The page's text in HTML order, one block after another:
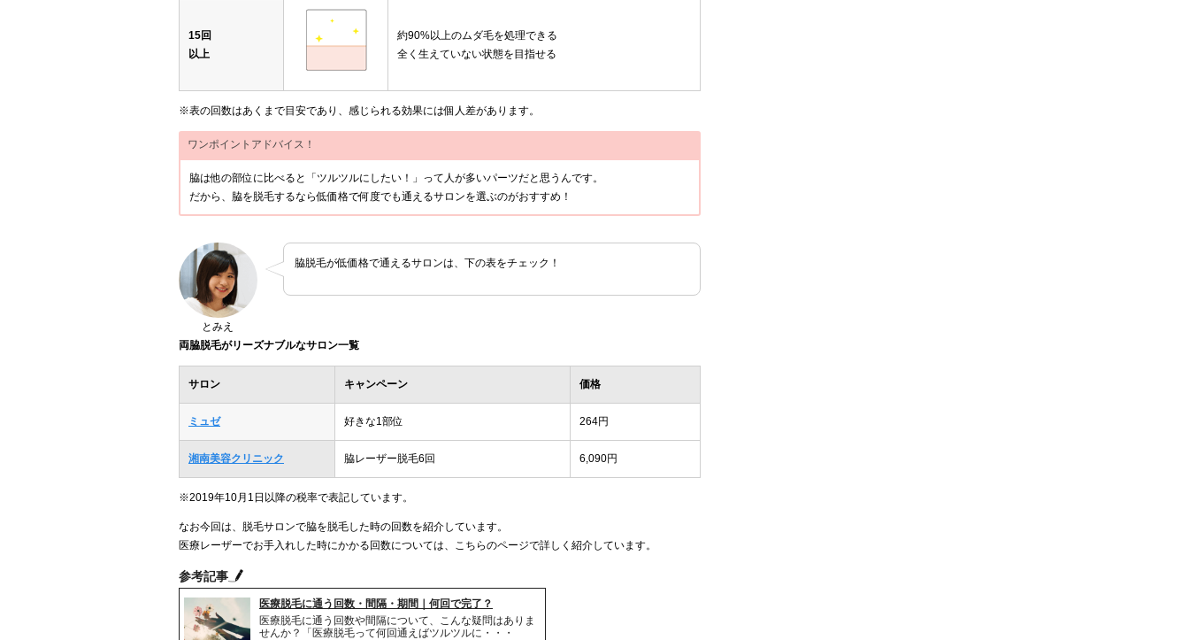
15回
以上
約90%以上のムダ毛を処理できる
全く生えていない状態を目指せる
※表の回数はあくまで目安であり、感じられる効果には個人差があります。
ワンポイントアドバイス！
脇は他の部位に比べると「ツルツルにしたい！」って人が多いパーツだと思うんです。
だから、脇を脱毛するなら低価格で何度でも通えるサロンを選ぶのがおすすめ！
とみえ
脇脱毛が低価格で通えるサロンは、下の表をチェック！
両脇脱毛がリーズナブルなサロン一覧
サロン キャンペーン 価格
ミュゼ 好きな1部位 264円
湘南美容クリニック 脇レーザー脱毛6回 6,090円
※2019年10月1日以降の税率で表記しています。
なお今回は、脱毛サロンで脇を脱毛した時の回数を紹介しています。
医療レーザーでお手入れした時にかかる回数については、こちらのページで詳しく紹介しています。
参考記事
医療脱毛に通う回数・間隔・期間｜何回で完了？
医療脱毛に通う回数や間隔について、こんな疑問はありま
せんか？「医療脱毛って何回通えばツルツルに・・・